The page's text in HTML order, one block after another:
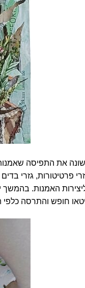
את התפיסה
פרטיטורות, גזרי
ליצירות האמנות.
חופש והתרסה